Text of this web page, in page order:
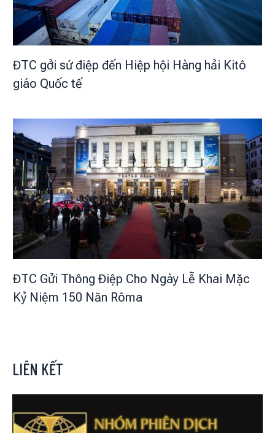
ĐTC gởi sứ điệp đến Hiệp hội Hàng hải Kitô
giáo Quốc tế
ĐTC Gửi Thông Điệp Cho Ngày Lễ Khai Mặc
Kỷ Niệm 150 Năn Rôma
LIÊN KẾT